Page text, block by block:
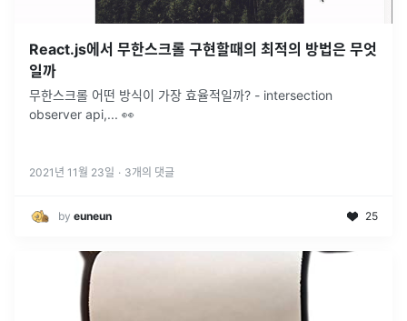
React.js에서 무한스크롤 구현할때의 최적의 방법은 무엇
일까
무한스크롤 어떤 방식이 가장 효율적일까? - intersection
observer api,... 👀
2021년 11월 23일 · 3개의 댓글
by euneun 25